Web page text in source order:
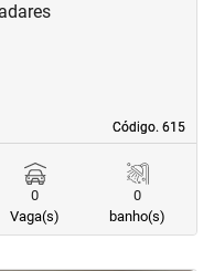
Código. 615
Código. 615
0
Vaga(s)
0
banho(s)